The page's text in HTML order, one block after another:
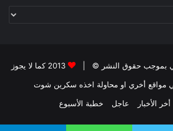
بأن الاجتماع طريق
فَإِنَّ الشَّيْطَانَ مَعَ الوَاحِدِ
أَبْعَدُ، مَنْ أَرَادَ بُحْبُوحَةَ الجَنَّةِ
مَنْ سَرَّتْهُ حَسَنَتُهُ وَسَاءَتْهُ
(رواه الترمذي).
بموجب حقوق النشر © |
2013 كما لا يجوز
مواقع أخري او محاولة اخذه سكرين شوت
أخر الأخبار عاجل خطبة الأسبوع